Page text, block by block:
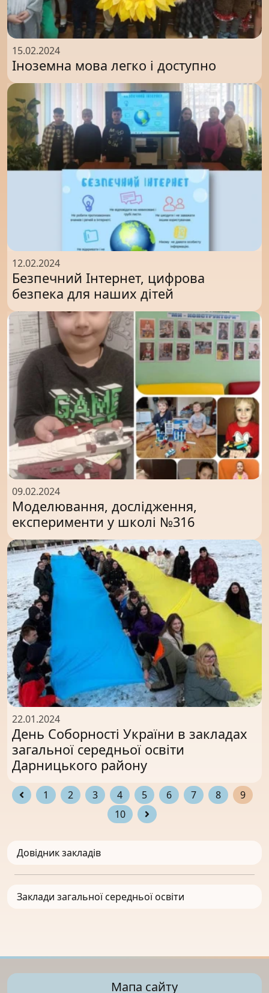
15.02.2024
Іноземна мова легко і доступно
12.02.2024
Безпечний Інтернет, цифрова
безпека для наших дітей
09.02.2024
Моделювання, дослідження,
експерименти у школі №316
22.01.2024
День Соборності України в закладах
загальної середньої освіти
Дарницького району
1 2 3 4 5 6 7 8
9
10
Довідник закладів
Заклади загальної середньої освіти
Мапа сайту